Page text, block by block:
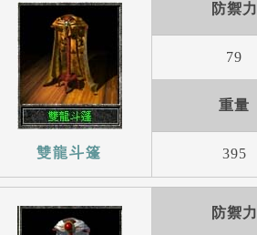
雙龍斗篷
防禦力
79
重量
395
防禦力